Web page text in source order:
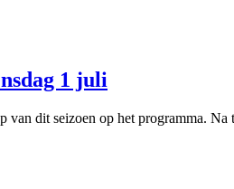
1 juli
dit seizoen op het programma.